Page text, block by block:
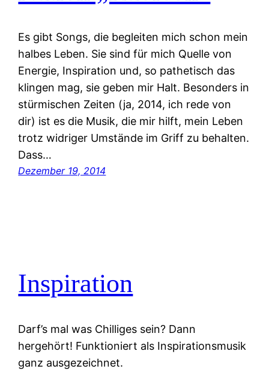
Es gibt Songs, die begleiten mich schon mein
halbes Leben. Sie sind für mich Quelle von
Energie, Inspiration und, so pathetisch das
klingen mag, sie geben mir Halt. Besonders in
stürmischen Zeiten (ja, 2014, ich rede von
dir) ist es die Musik, die mir hilft, mein Leben
trotz widriger Umstände im Griff zu behalten.
Dass…
Dezember 19, 2014
Inspiration
Darf’s mal was Chilliges sein? Dann
hergehört! Funktioniert als Inspirationsmusik
ganz ausgezeichnet.